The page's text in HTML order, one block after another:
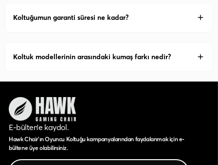
Koltuğumun garanti süresi ne kadar?
Koltuk modellerinin arasındaki kumaş farkı nedir?
E-bülten’e kaydol.
Hawk Chair'ın Oyuncu Koltuğu kampanyalarından faydalanmak için e-
bültene üye olabilirsiniz.